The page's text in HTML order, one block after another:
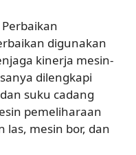
digunakan
kinerja mesin-
dilengkapi
suku cadang
pemeliharaan
las, mesin bor, dan